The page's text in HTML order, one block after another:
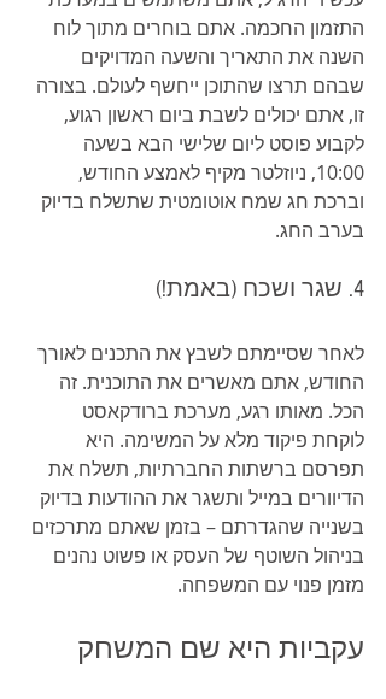
התזמון החכמה. אתם בוחרים מתוך לוח
השנה את התאריך והשעה המדויקים
שבהם תרצו שהתוכן ייחשף לעולם. בצורה
זו, אתם יכולים לשבת ביום ראשון רגוע,
לקבוע פוסט ליום שלישי הבא בשעה
10:00, ניוזלטר מקיף לאמצע החודש,
וברכת חג שמח אוטומטית שתשלח בדיוק
בערב החג.
4. שגר ושכח (באמת!)
לאחר שסיימתם לשבץ את התכנים לאורך
החודש, אתם מאשרים את התוכנית. זה
הכל. מאותו רגע, מערכת ברודקאסט
לוקחת פיקוד מלא על המשימה. היא
תפרסם ברשתות החברתיות, תשלח את
הדיוורים במייל ותשגר את ההודעות בדיוק
בשנייה שהגדרתם – בזמן שאתם מתרכזים
בניהול השוטף של העסק או פשוט נהנים
מזמן פנוי עם המשפחה.
עקביות היא שם המשחק